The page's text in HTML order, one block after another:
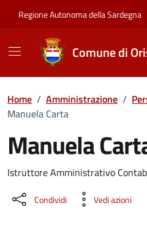
Regione Autonoma della Sardegna
Comune di
Home / Amministrazione /
Manuela Carta
Manuela
Dettaglio della
Istruttore Amministrativo
Condividi Vedi azioni